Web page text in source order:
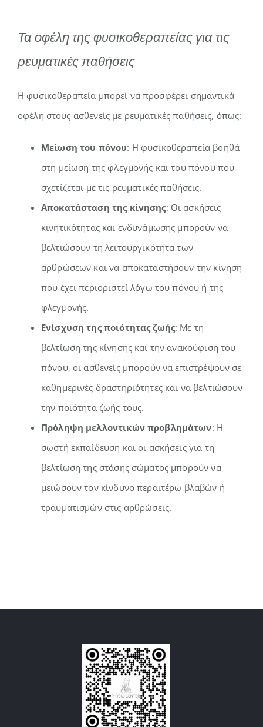
Τα οφέλη της φυσικοθεραπείας για τις
ρευματικές παθήσεις
Η φυσικοθεραπεία μπορεί να προσφέρει σημαντικά
οφέλη στους ασθενείς με ρευματικές παθήσεις, όπως:
Μείωση του πόνου: Η φυσικοθεραπεία βοηθά
στη μείωση της φλεγμονής και του πόνου που
σχετίζεται με τις ρευματικές παθήσεις.
Αποκατάσταση της κίνησης: Οι ασκήσεις
κινητικότητας και ενδυνάμωσης μπορούν να
βελτιώσουν τη λειτουργικότητα των
αρθρώσεων και να αποκαταστήσουν την κίνηση
που έχει περιοριστεί λόγω του πόνου ή της
φλεγμονής.
Ενίσχυση της ποιότητας ζωής: Με τη
βελτίωση της κίνησης και την ανακούφιση του
πόνου, οι ασθενείς μπορούν να επιστρέψουν σε
καθημερινές δραστηριότητες και να βελτιώσουν
την ποιότητα ζωής τους.
Πρόληψη μελλοντικών προβλημάτων: Η
σωστή εκπαίδευση και οι ασκήσεις για τη
βελτίωση της στάσης σώματος μπορούν να
μειώσουν τον κίνδυνο περαιτέρω βλαβών ή
τραυματισμών στις αρθρώσεις.